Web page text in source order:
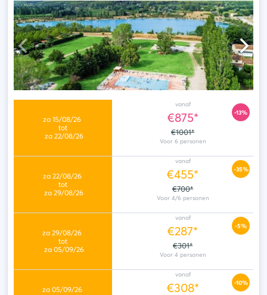
-13%
vanaf
€875*
€1001*
-35%
vanaf
€455*
€700*
-5%
vanaf
€287*
€301*
-10%
vanaf
€308*